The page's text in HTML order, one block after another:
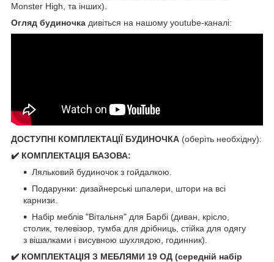
Monster High, та інших).
Огляд будиночка дивіться на нашому youtube-каналі:
ДОСТУПНІ КОМПЛЕКТАЦІЇ БУДИНОЧКА (оберіть необхідну):
✔️ КОМПЛЕКТАЦІЯ БАЗОВА:
Ляльковий будиночок з гойдалкою.
Подарунки: дизайнерські шпалери, штори на всі
карнизи.
Набір меблів "Вітальня" для Барбі (диван, крісло,
столик, телевізор, тумба для дрібниць, стійка для одягу
з вішалками і висувною шухлядою, годинник).
✔️ КОМПЛЕКТАЦІЯ З МЕБЛЯМИ 19 ОД (середній набір